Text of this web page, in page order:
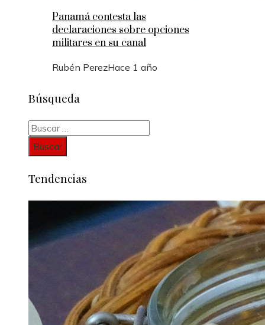
Panamá contesta las
declaraciones sobre opciones
militares en su canal
Rubén PerezHace 1 año
Búsqueda
Buscar:
Tendencias